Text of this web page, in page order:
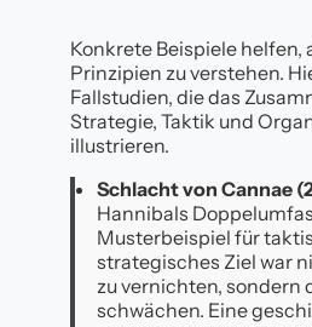
Konkrete Beispiele helfen,
Prinzipien zu verstehen.
Fallstudien, die das
Strategie, Taktik und
illustrieren.
Schlacht von Cannae
Hannibals
Musterbeispiel für
strategisches Ziel war
zu vernichten, sondern
schwächen. Eine